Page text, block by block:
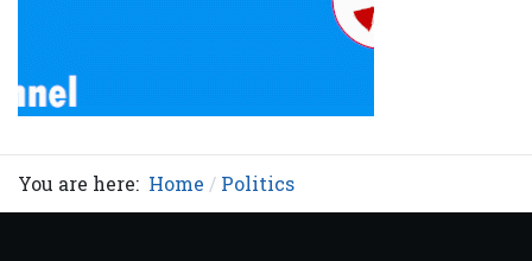
You are here: Home Politics